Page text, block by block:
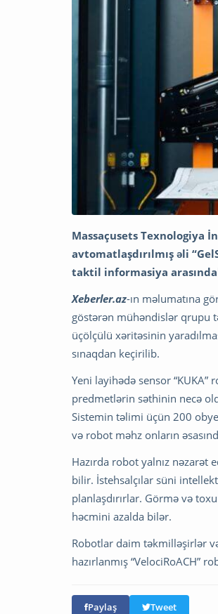
Massaçusets Texnologiya
avtomatlaşdırılmış əli
taktil informasiya
Xeberler.az-ın məlumatına
göstərən mühəndislər qrupu
üçölçülü xəritəsinin
sınaqdan keçirilib.
Yeni layihədə sensor “KUKA”
predmetlərin səthinin necə
Sistemin təlimi üçün 200
və robot məhz onların
Hazırda robot yalnız
bilir. İstehsalçılar süni
planlaşdırırlar. Görmə və
həcmini azalda bilər.
Robotlar daim təkmilləşirlər
hazırlanmış “VelociRoACH”
Paylaş Tweet